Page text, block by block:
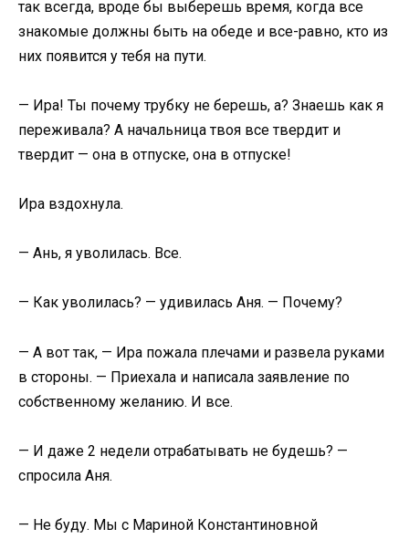
так всегда, вроде бы выберешь время, когда все
знакомые должны быть на обеде и все-равно, кто из
них появится у тебя на пути.
— Ира! Ты почему трубку не берешь, а? Знаешь как я
переживала? А начальница твоя все твердит и
твердит — она в отпуске, она в отпуске!
Ира вздохнула.
— Ань, я уволилась. Все.
— Как уволилась? — удивилась Аня. — Почему?
— А вот так, — Ира пожала плечами и развела руками
в стороны. — Приехала и написала заявление по
собственному желанию. И все.
— И даже 2 недели отрабатывать не будешь? —
спросила Аня.
— Не буду. Мы с Мариной Константиновной